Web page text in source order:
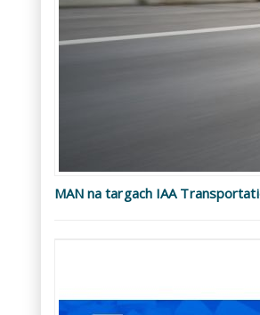
MAN na targach IAA